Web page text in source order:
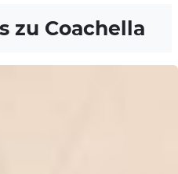
zu Coachella